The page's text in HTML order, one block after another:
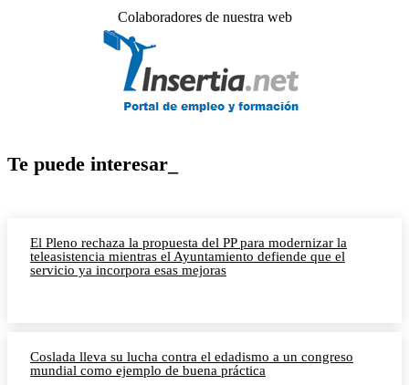
Colaboradores de nuestra web
Te puede interesar_
El Pleno rechaza la propuesta del PP para modernizar la
teleasistencia mientras el Ayuntamiento defiende que el
servicio ya incorpora esas mejoras
Coslada lleva su lucha contra el edadismo a un congreso
mundial como ejemplo de buena práctica